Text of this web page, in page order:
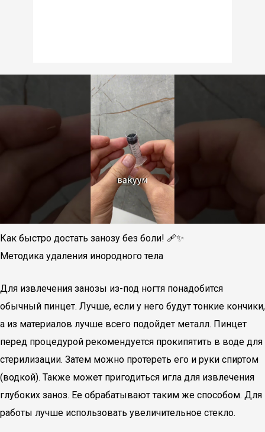
Как быстро достать занозу без боли! 🩹✨
Методика удаления инородного тела
Для извлечения занозы из-под ногтя понадобится
обычный пинцет. Лучше, если у него будут тонкие кончики,
а из материалов лучше всего подойдет металл. Пинцет
перед процедурой рекомендуется прокипятить в воде для
стерилизации. Затем можно протереть его и руки спиртом
(водкой). Также может пригодиться игла для извлечения
глубоких заноз. Ее обрабатывают таким же способом. Для
работы лучше использовать увеличительное стекло.